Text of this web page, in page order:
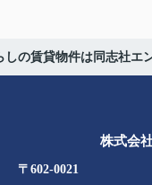
の賃貸物件は同志社エ
株式会
〒602-0021